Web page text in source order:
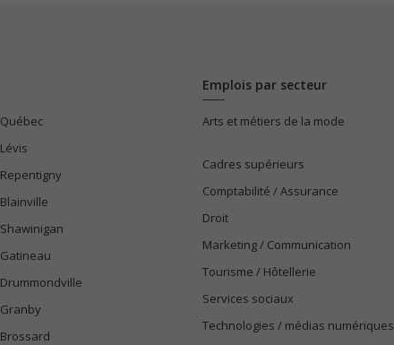
Québec
Lévis
Repentigny
Blainville
Shawinigan
Gatineau
Drummondville
Granby
Brossard
Emplois par secteur
Arts et métiers de la mode
Cadres supérieurs
Comptabilité / Assurance
Droit
Marketing / Communication
Tourisme / Hôtellerie
Services sociaux
Technologies / médias numériques